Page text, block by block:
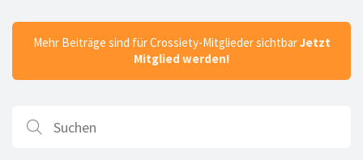
Mehr Beiträge sind für Crossiety-Mitglieder sichtbarJetzt
Mitglied werden!